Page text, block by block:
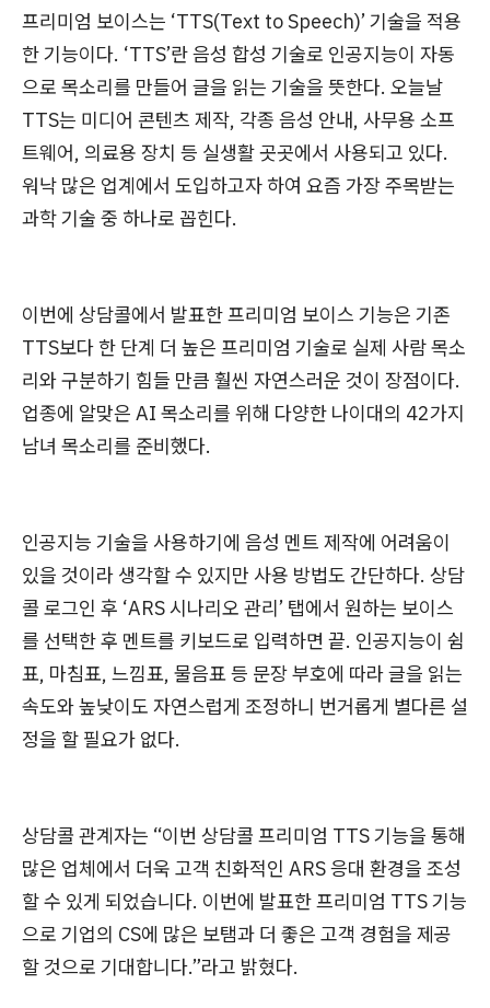
프리미엄 보이스는 ‘TTS(Text to Speech)’ 기술을 적용
한 기능이다. ‘TTS’란 음성 합성 기술로 인공지능이 자동
으로 목소리를 만들어 글을 읽는 기술을 뜻한다. 오늘날
TTS는 미디어 콘텐츠 제작, 각종 음성 안내, 사무용 소프
트웨어, 의료용 장치 등 실생활 곳곳에서 사용되고 있다.
워낙 많은 업계에서 도입하고자 하여 요즘 가장 주목받는
과학 기술 중 하나로 꼽힌다.
이번에 상담콜에서 발표한 프리미엄 보이스 기능은 기존
TTS보다 한 단계 더 높은 프리미엄 기술로 실제 사람 목소
리와 구분하기 힘들 만큼 훨씬 자연스러운 것이 장점이다.
업종에 알맞은 AI 목소리를 위해 다양한 나이대의 42가지
남녀 목소리를 준비했다.
인공지능 기술을 사용하기에 음성 멘트 제작에 어려움이
있을 것이라 생각할 수 있지만 사용 방법도 간단하다. 상담
콜 로그인 후 ‘ARS 시나리오 관리’ 탭에서 원하는 보이스
를 선택한 후 멘트를 키보드로 입력하면 끝. 인공지능이 쉼
표, 마침표, 느낌표, 물음표 등 문장 부호에 따라 글을 읽는
속도와 높낮이도 자연스럽게 조정하니 번거롭게 별다른 설
정을 할 필요가 없다.
상담콜 관계자는 “이번 상담콜 프리미엄 TTS 기능을 통해
많은 업체에서 더욱 고객 친화적인 ARS 응대 환경을 조성
할 수 있게 되었습니다. 이번에 발표한 프리미엄 TTS 기능
으로 기업의 CS에 많은 보탬과 더 좋은 고객 경험을 제공
할 것으로 기대합니다.”라고 밝혔다.